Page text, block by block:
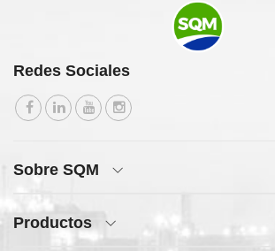
Redes Sociales
Sobre SQM
Productos